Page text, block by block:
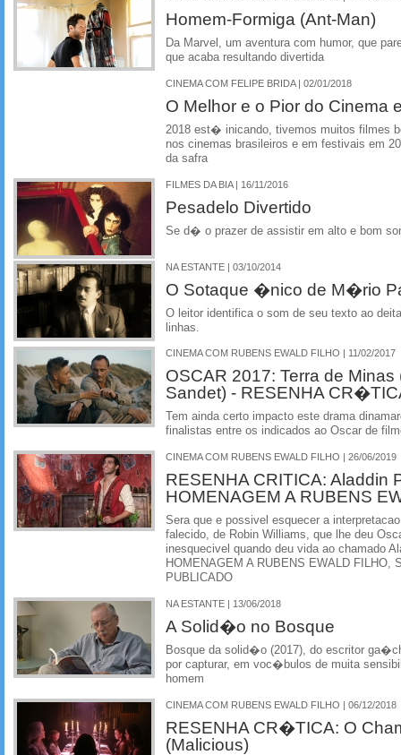
Homem-Formiga (Ant-Man)
Da Marvel, um aventura com humor, que
que acaba resultando divertida
CINEMA COM FELIPE BRIDA | 02/01/2018
O Melhor e o Pior do Cinema
2018 est� inicando, tivemos muitos filmes
nos cinemas brasileiros e em festivais em
da safra
FILMES DA BIA | 16/11/2016
Pesadelo Divertido
Se d� o prazer de assistir em alto e bom
NA ESTANTE | 03/10/2014
O Sotaque �nico de M�rio
O leitor identifica o som de seu texto ao
linhas.
CINEMA COM RUBENS EWALD FILHO | 11/02/2017
OSCAR 2017: Terra de
Sandet) - RESENHA
Tem ainda certo impacto este drama
finalistas entre os indicados ao Oscar de
CINEMA COM RUBENS EWALD FILHO | 26/06/2019
RESENHA CRITICA: Aladdin
HOMENAGEM A RUBENS
Sera que e possivel esquecer a
falecido, de Robin Williams, que lhe deu
inesquecivel quando deu vida ao chamado
HOMENAGEM A RUBENS EWALD FILHO,
PUBLICADO
NA ESTANTE | 13/06/2018
A Solid�o no Bosque
Bosque da solid�o (2017), do escritor
por capturar, em voc�bulos de muita
homem
CINEMA COM RUBENS EWALD FILHO | 06/12/2018
RESENHA CR�TICA: O
(Malicious)